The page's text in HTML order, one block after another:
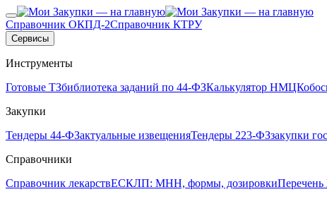
Справочник ОКПД-2Справочник КТРУ
Сервисы
Инструменты
Готовые ТЗбиблиотека заданий по 44-ФЗКалькулятор НМЦК
Закупки
Тендеры 44-ФЗактуальные извещенияТендеры 223-ФЗзакупки
Справочники
Справочник лекарствЕСКЛП: МНН, формы, дозировки